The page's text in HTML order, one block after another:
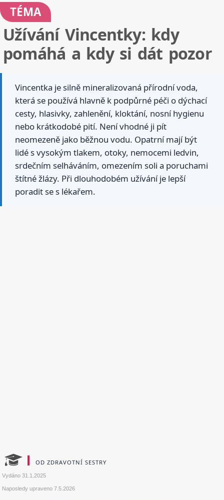
TÉMA
Užívání Vincentky: kdy
pomáhá a kdy si dát pozor
Vincentka je silně mineralizovaná přírodní voda,
která se používá hlavně k podpůrné péči o dýchací
cesty, hlasivky, zahlenění, kloktání, nosní hygienu
nebo krátkodobé pití. Není vhodné ji pít
neomezeně jako běžnou vodu. Opatrní mají být
lidé s vysokým tlakem, otoky, nemocemi ledvin,
srdečním selháváním, omezením soli a poruchami
štítné žlázy. Při dlouhodobém užívání je lepší
poradit se s lékařem.
OD ZDRAVOTNÍ SESTRY
Vydáno31.1.2025
Naposledy upraveno7.5.2026